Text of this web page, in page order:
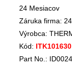
24 Mesiacov
Záruka firma:
Výrobca:
Kód: ITK101630
Part No.: